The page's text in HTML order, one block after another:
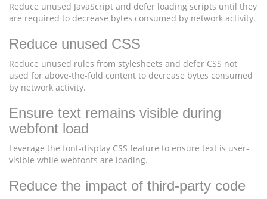
Reduce unused JavaScript and defer loading scripts until they
are required to decrease bytes consumed by network activity.
Reduce unused CSS
Reduce unused rules from stylesheets and defer CSS not
used for above-the-fold content to decrease bytes consumed
by network activity.
Ensure text remains visible during
webfont load
Leverage the font-display CSS feature to ensure text is user-
visible while webfonts are loading.
Reduce the impact of third-party code